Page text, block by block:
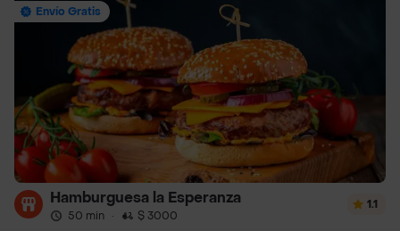
Envío Gratis
Hamburguesa la Esperanza
50 min · $ 3000
1.1